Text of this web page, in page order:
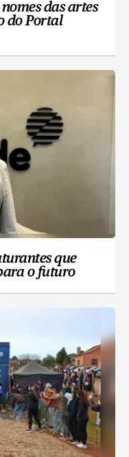
das artes
do Portal
que
o futuro